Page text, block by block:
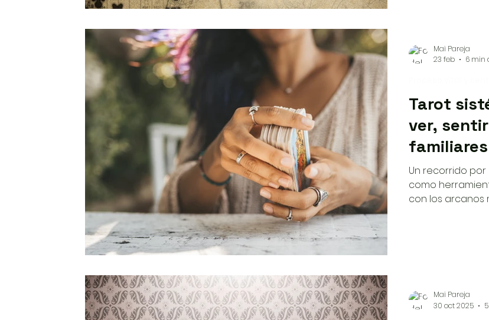
Tarot
ver,
Un recorrido
como
con los arcanos
Mai Pareja
23 feb
6 min
Mai Pareja
30 oct 2025